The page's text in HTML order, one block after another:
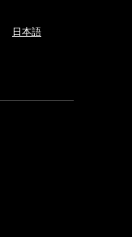
日本語